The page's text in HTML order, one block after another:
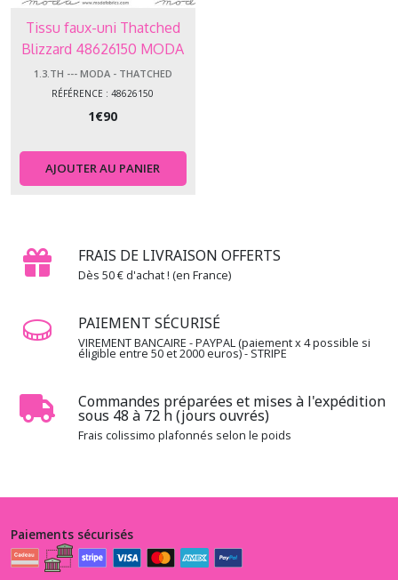
Tissu faux-uni Thatched
Blizzard 48626150 MODA
1.3.TH --- MODA - THATCHED
RÉFÉRENCE : 48626150
1€90
AJOUTER AU PANIER
FRAIS DE LIVRAISON OFFERTS
Dès 50 € d'achat ! (en France)
PAIEMENT SÉCURISÉ
VIREMENT BANCAIRE - PAYPAL (paiement x 4 possible si
éligible entre 50 et 2000 euros) - STRIPE
Commandes préparées et mises à l'expédition
sous 48 à 72 h (jours ouvrés)
Frais colissimo plafonnés selon le poids
Paiements sécurisés